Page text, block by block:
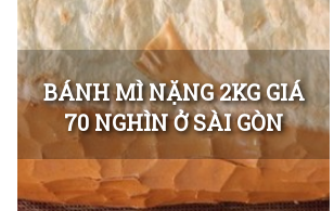
BÁNH MÌ NẶNG 2KG GIÁ
70 NGHÌN Ở SÀI GÒN